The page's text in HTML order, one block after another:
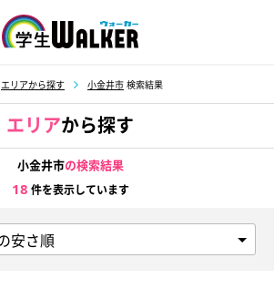
エリアから探す 小金井市 検索結果
エリアから探す
小金井市の検索結果
18 件を表示しています